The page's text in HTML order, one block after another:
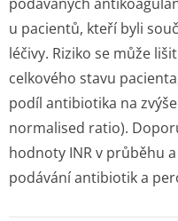
u pacientů, kteří byli
léčivy. Riziko se může
celkového stavu
podíl antibiotika na
normalised ratio).
hodnoty INR v průběhu
podávání antibiotik a